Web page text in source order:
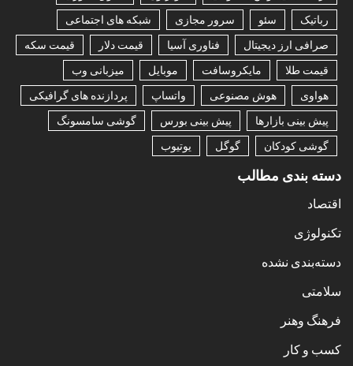
رباتیک
سئو سرور مجازی
شبکه های اجتماعی
صرافی ارز دیجیتال
فناوری آسیا قیمت دلار
قیمت سکه
قیمت طلا
مایکروسافت موبایل
میزبانی وب
هواوی
هوش مصنوعی واتساپ
پردازنده های گرافیکی
پیش بینی بازارها
پیش بینی بورس
گوشی سامسونگ
گوشی کودکان
گوگل یوتیوب
دسته بندی مطالب
اقتصاد
تکنولوژی
دسته‌بندی نشده
سلامتی
فرهنگ وهنر
کسب و کار